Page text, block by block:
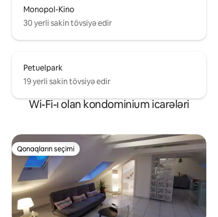
Monopol-Kino
30 yerli sakin tövsiyə edir
Petuelpark
19 yerli sakin tövsiyə edir
Wi-Fi-ı olan kondominium icarələri
Qonaqların seçimi
Qonaqların seçimi